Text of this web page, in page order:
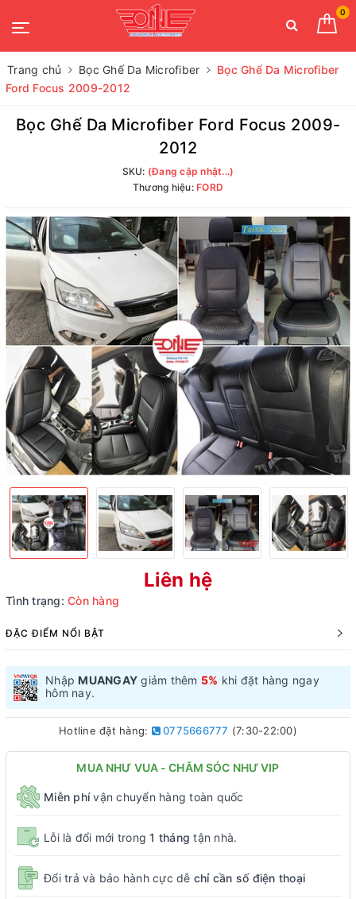
0
Trang chủ Bọc Ghế Da Microfiber
Bọc Ghế Da Microfiber
Ford Focus 2009-2012
Bọc Ghế Da Microfiber Ford Focus 2009-
2012
SKU: (Đang cập nhật...)
Thương hiệu:FORD
Liên hệ
Tình trạng: Còn hàng
ĐẶC ĐIỂM NỔI BẬT
Nhập MUANGAY giảm thêm 5% khi đặt hàng ngay
hôm nay.
Hotline đặt hàng: 0775666777 (7:30-22:00)
MUA NHƯ VUA - CHĂM SÓC NHƯ VIP
Miễn phívận chuyển hàng toàn quốc
Lỗi là đổi mới trong1 tháng tận nhà.
Đổi trả và bảo hành cực dễ chỉ cần số điện thoại